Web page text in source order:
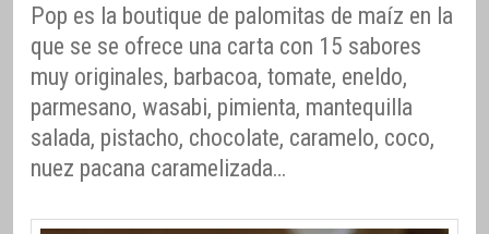
Pop es la boutique de palomitas de maíz en la
que se se ofrece una carta con 15 sabores
muy originales, barbacoa, tomate, eneldo,
parmesano, wasabi, pimienta, mantequilla
salada, pistacho, chocolate, caramelo, coco,
nuez pacana caramelizada…